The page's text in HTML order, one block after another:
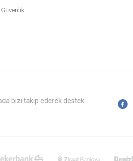
bizi takip ederek destek